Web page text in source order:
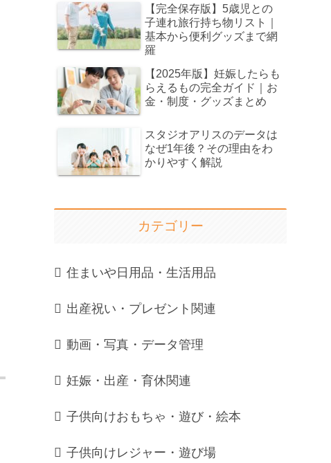
【完全保存版】5歳児との
子連れ旅行持ち物リスト｜
基本から便利グッズまで網
羅
【2025年版】妊娠したらも
らえるもの完全ガイド｜お
金・制度・グッズまとめ
スタジオアリスのデータは
なぜ1年後？その理由をわ
かりやすく解説
カテゴリー
住まいや日用品・生活用品
出産祝い・プレゼント関連
動画・写真・データ管理
妊娠・出産・育休関連
子供向けおもちゃ・遊び・絵本
子供向けレジャー・遊び場